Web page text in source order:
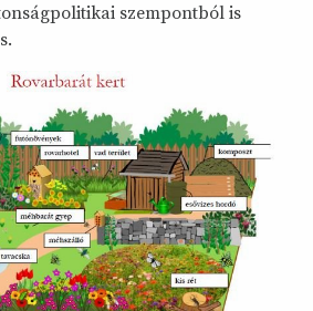
szempontból is